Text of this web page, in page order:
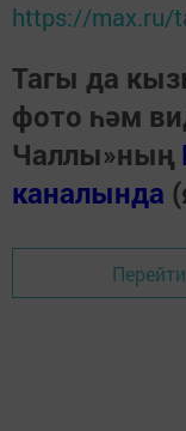
https://max.ru/
Тагы да
фото һәм
Чаллы»ның
каналында